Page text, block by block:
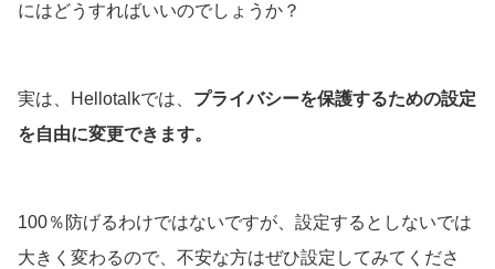
にはどうすればいいのでしょうか？
実は、Hellotalkでは、 プライバシーを保護するための設定
を自由に変更できます。
100％防げるわけではないですが、設定するとしないでは
大きく変わるので、不安な方はぜひ設定してみてくださ